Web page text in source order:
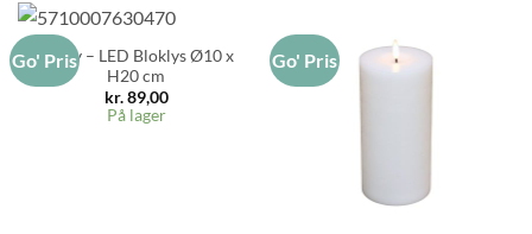
Go' Pris
Cozzy – LED Bloklys Ø10 x
H20 cm
kr.89,00
På lager
Go' Pris